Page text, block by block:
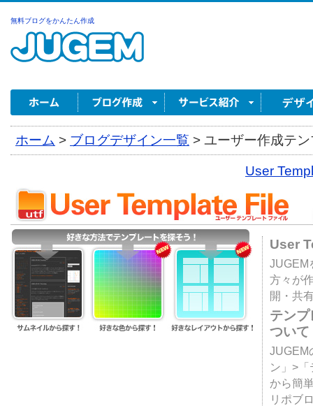
無料ブログをかんたん作成
ホーム > ブログデザイン一覧 > ユーザー作成テ
User
User
JUGEM
方々が
開・共
テン
ついて
JUGEM
ン」>
から簡
リポブ